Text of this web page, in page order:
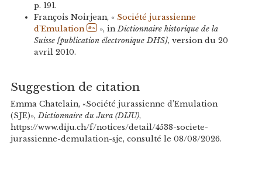
p. 191.
François Noirjean, « Société jurassienne
d'Emulation
dhs », in Dictionnaire historique de la
Suisse [publication électronique DHS], version du 20
avril 2010.
Suggestion de citation
Emma Chatelain, «Société jurassienne d’Emulation
(SJE)»,Dictionnaire du Jura (DIJU),
https://www.diju.ch/f/notices/detail/4538-societe-
jurassienne-demulation-sje, consulté le 08/08/2026.